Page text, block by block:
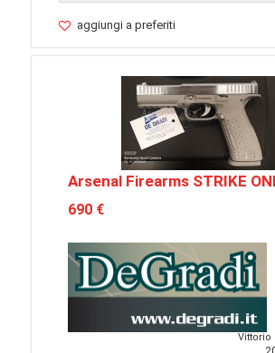
aggiungi a preferiti
Arsenal Firearms STRIKE
690 €
Vittorio